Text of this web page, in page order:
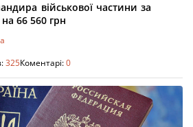
військової частини за
66 560 грн
325Коментарі:0